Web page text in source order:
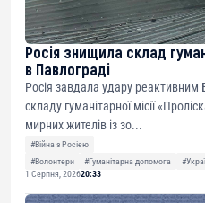
Росія знищила склад
в Павлограді
Росія завдала удару
складу гуманітарної місії
мирних жителів із зо...
#Війна з Росією
#Волонтери
#Гуманітарна допомога
1 Серпня, 202620:33